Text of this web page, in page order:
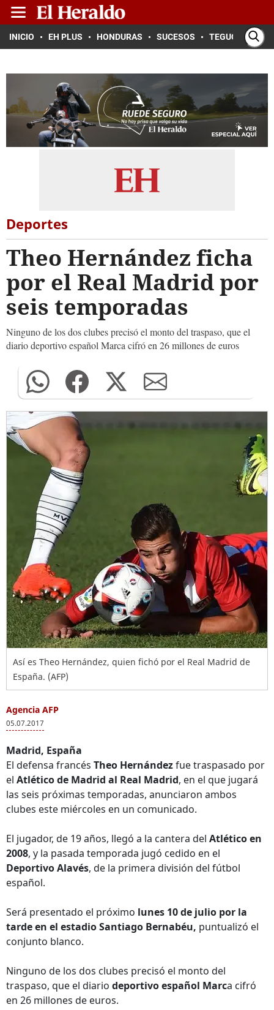
INICIO EH PLUS HONDURAS SUCESOS TEGUCIGALPA
Deportes
Theo Hernández ficha
por el Real Madrid por
seis temporadas
Ninguno de los dos clubes precisó el monto del traspaso, que el
diario deportivo español Marca cifró en 26 millones de euros
Así es Theo Hernández, quien fichó por el Real Madrid de
España. (AFP)
Agencia AFP
05.07.2017
Madrid, España
El defensa francés Theo Hernándezfue traspasado por
el Atlético de Madrid al Real Madrid, en el que jugará
las seis próximas temporadas, anunciaron ambos
clubes este miércoles en un comunicado.
El jugador, de 19 años, llegó a la cantera del Atlético en
2008, y la pasada temporada jugó cedido en el
Deportivo Alavés, de la primera división del fútbol
español.
Será presentado el próximo lunes 10 de julio por la
tarde en el estadio Santiago Bernabéu, puntualizó el
conjunto blanco.
Ninguno de los dos clubes precisó el monto del
traspaso, que el diario deportivo español Marca cifró
en 26 millones de euros.